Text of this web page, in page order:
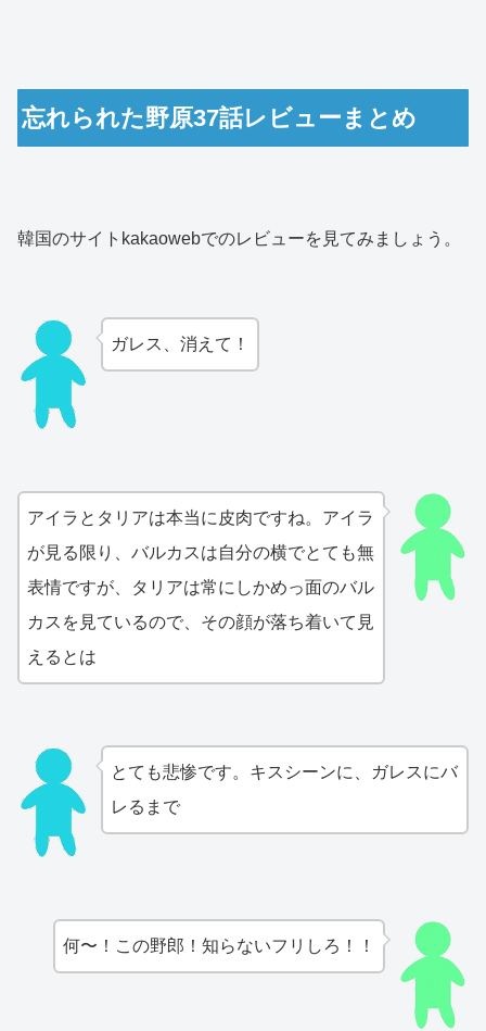
忘れられた野原37話レビューまとめ
韓国のサイトkakaowebでのレビューを見てみましょう。
ガレス、消えて！
アイラとタリアは本当に皮肉ですね。アイラ
が見る限り、バルカスは自分の横でとても無
表情ですが、タリアは常にしかめっ面のバル
カスを見ているので、その顔が落ち着いて見
えるとは
とても悲惨です。キスシーンに、ガレスにバ
レるまで
何〜！この野郎！知らないフリしろ！！